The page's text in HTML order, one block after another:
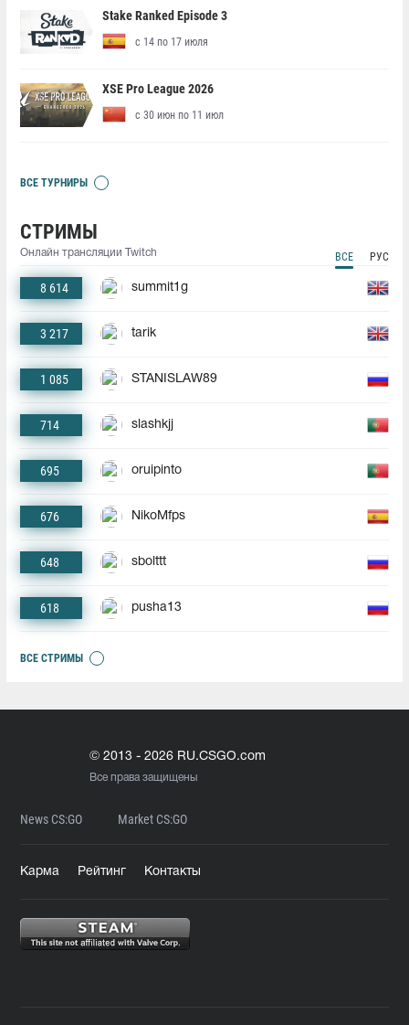
Stake Ranked Episode 3
с 14 по 17 июля
XSE Pro League 2026
с 30 июн по 11 июл
ВСЕ ТУРНИРЫ
СТРИМЫ
Онлайн трансляции Twitch ВСЕ РУС
8 614 summit1g
3 217 tarik
1 085 STANISLAW89
714 slashkjj
695 oruipinto
676 NikoMfps
648 sbolttt
618 pusha13
ВСЕ СТРИМЫ
© 2013 - 2026 RU.CSGO.com
Все права защищены
News CS:GO Market CS:GO
Карма Рейтинг Контакты